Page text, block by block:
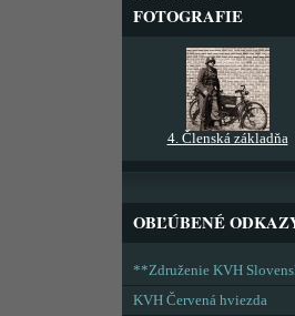
FOTOGRAFIE
4. Členská základňa
OBĽÚBENÉ
**Združenie KVH
KVH Červená hviezda